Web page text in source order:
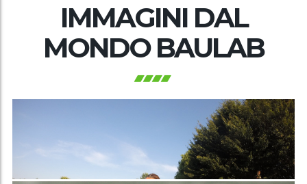
IMMAGINI DAL
MONDO BAULAB